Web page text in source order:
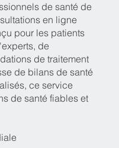
de santé de
en ligne
pour les patients
de
de traitement
de bilans de santé
ce service
de santé fiables et